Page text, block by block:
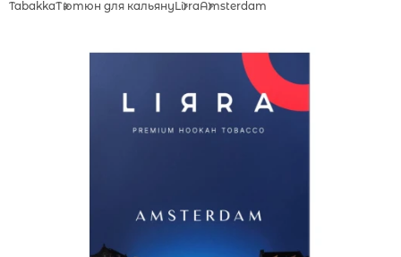
TabakkaТютюн для кальянуLirraAmsterdam